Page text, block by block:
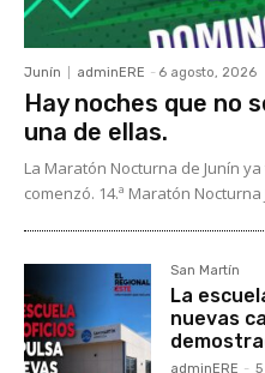
Junín adminERE - 6 agosto, 2026
Hay noches que no
una de ellas.
La Maratón Nocturna de Junín
comenzó. 14.ª Maratón Nocturna
San Martín
La
nuevas
adminERE -